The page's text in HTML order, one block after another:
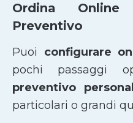
Ordina
Preventivo
Puoi configurare
pochi passaggi
preventivo
particolari o grandi